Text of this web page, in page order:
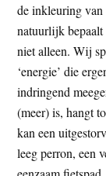
de inkleuring van
natuurlijk
niet alleen. Wij
‘energie’ die
indringend
(meer) is, hangt
kan een
leeg perron, een